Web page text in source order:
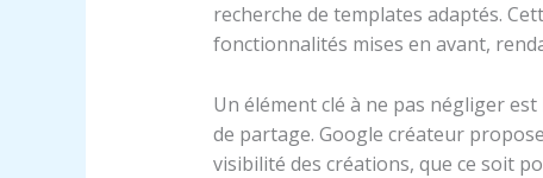
recherche de templates adaptés.
fonctionnalités mises en avant,
Un élément clé à ne pas négliger
de partage. Google créateur
visibilité des créations, que ce soit